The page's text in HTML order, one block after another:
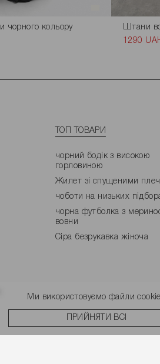
чорного кольору
Штани
1290
ТОП ТОВАРИ
чорний бодік з високою
горловиною
Жилет зі спущеними
чоботи на низьких
чорна футболка з
вовни
Сіра безрукавка жіноча
Ми використовуємо файли
ПРИЙНЯТИ ВСІ